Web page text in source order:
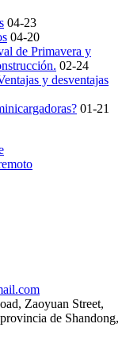
04-23
04-20
de Primavera y
02-24
y desventajas
01-21
Zaoyuan Street,
de Shandong,